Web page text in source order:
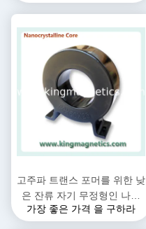
고주파 트랜스 포머를 위한 낮
은 잔류 자기 무정형인 나노
수정체 핵심
가장 좋은 가격 을 구하라